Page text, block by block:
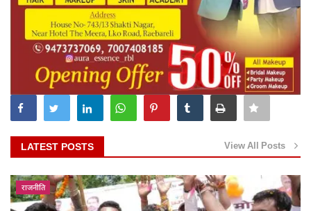
LATEST POSTS View All Posts
राजनीति